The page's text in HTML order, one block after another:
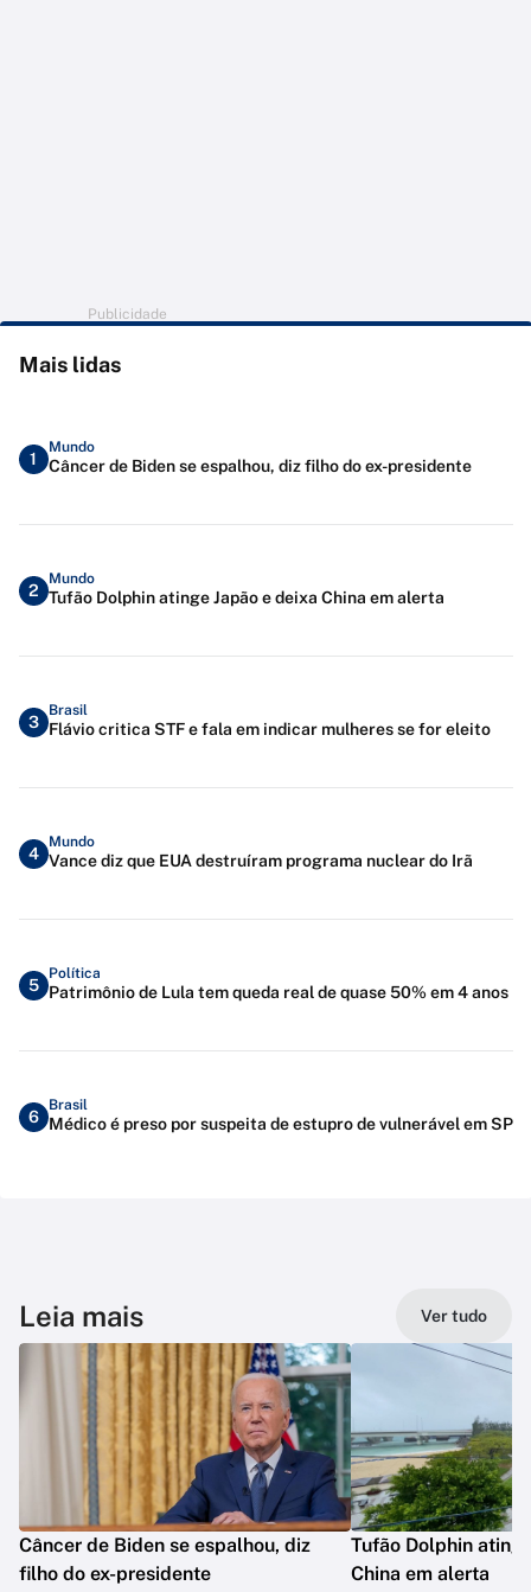
Publicidade
Mais lidas
1
Mundo
Câncer de Biden se espalhou, diz filho do ex-presidente
2
Mundo
Tufão Dolphin atinge Japão e deixa China em alerta
3
Brasil
Flávio critica STF e fala em indicar mulheres se for eleito
4
Mundo
Vance diz que EUA destruíram programa nuclear do Irã
5
Política
Patrimônio de Lula tem queda real de quase 50% em 4 anos
6
Brasil
Médico é preso por suspeita de estupro de vulnerável em SP
Leia mais Ver tudo
Câncer de Biden se espalhou, diz
filho do ex-presidente
Tufão Dolphin
China em alerta